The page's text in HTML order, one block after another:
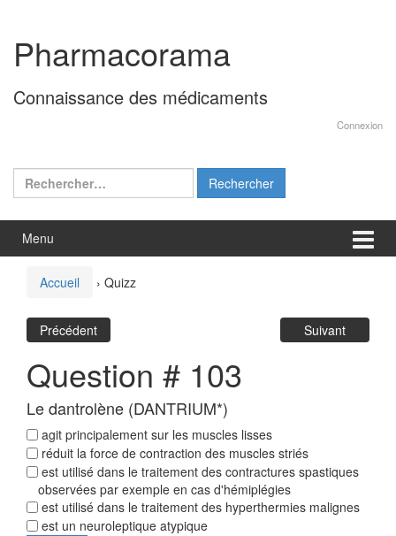
contenu
menu
principal
Pharmacorama
Connaissance des médicaments
Connexion
Rechercher :
Menu
Accueil › Quizz
Précédent Suivant
Question # 103
Le dantrolène (DANTRIUM*)
agit principalement sur les muscles lisses
réduit la force de contraction des muscles striés
est utilisé dans le traitement des contractures spastiques
observées par exemple en cas d'hémiplégies
est utilisé dans le traitement des hyperthermies malignes
est un neuroleptique atypique